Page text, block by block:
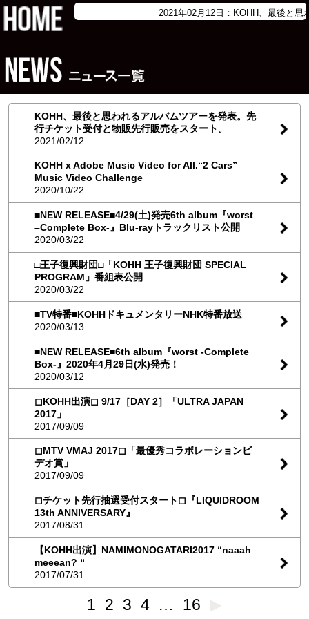
2021年02月12日： KOHH、最後と思
KOHH、最後と思われるアルバムツアーを発表。先
行チケット受付と物販先行販売をスタート。
2021/02/12
KOHH x Adobe Music Video for All.“2 Cars”
Music Video Challenge
2020/10/22
■NEW RELEASE■4/29(土)発売6th album『worst
–Complete Box-』Blu-rayトラックリスト公開
2020/03/22
□王子復興財団□「KOHH 王子復興財団 SPECIAL
PROGRAM」番組表公開
2020/03/22
■TV特番■KOHHドキュメンタリーNHK特番放送
2020/03/13
■NEW RELEASE■6th album『worst -Complete
Box-』2020年4月29日(水)発売！
2020/03/12
◻︎KOHH出演◻︎ 9/17［DAY 2］「ULTRA JAPAN
2017」
2017/09/09
◻︎MTV VMAJ 2017◻︎「最優秀コラボレーションビ
デオ賞」
2017/09/09
◻チケット先行抽選受付スタート◻『LIQUIDROOM
13th ANNIVERSARY』
2017/08/31
【KOHH出演】NAMIMONOGATARI2017 “naaah
meeean? “
2017/07/31
1 2 3 4 … 16